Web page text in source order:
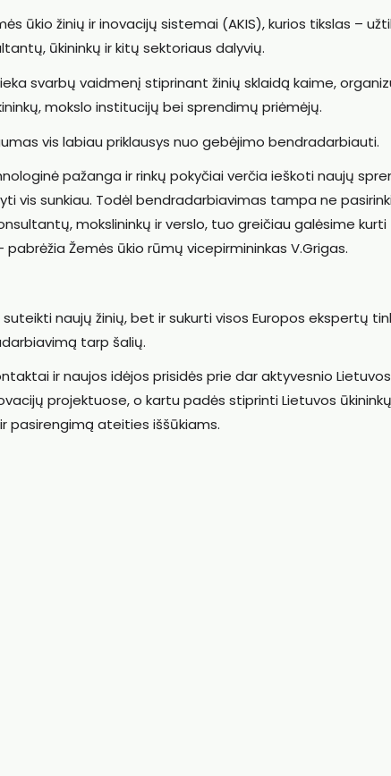
ūkio žinių ir inovacijų sistemai (AKIS), kurios tikslas –
ūkininkų ir kitų sektoriaus dalyvių.
svarbų vaidmenį stiprinant žinių sklaidą kaime,
mokslo institucijų bei sprendimų priėmėjų.
vis labiau priklausys nuo gebėjimo bendradarbiauti.
pažanga ir rinkų pokyčiai verčia ieškoti naujų
vis sunkiau. Todėl bendradarbiavimas tampa ne
mokslininkų ir verslo, tuo greičiau galėsime kurti
Žemės ūkio rūmų vicepirmininkas V.Grigas.
naujų žinių, bet ir sukurti visos Europos ekspertų
tarp šalių.
ir naujos idėjos prisidės prie dar aktyvesnio Lietuvos
projektuose, o kartu padės stiprinti Lietuvos
pasirengimą ateities iššūkiams.